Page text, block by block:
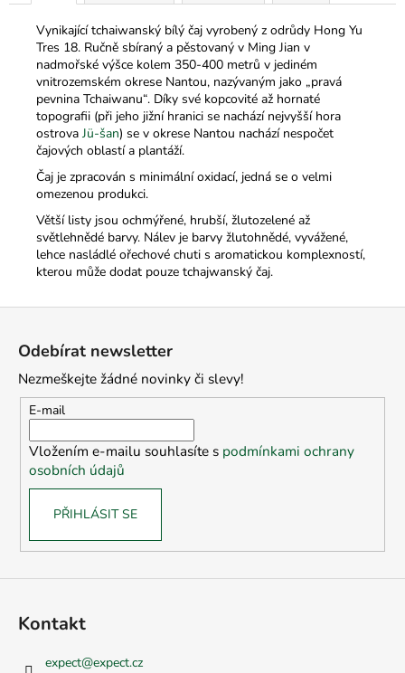
Vynikající tchaiwanský bílý čaj vyrobený z odrůdy Hong Yu
Tres 18. Ručně sbíraný a pěstovaný v Ming Jian v
nadmořské výšce kolem 350-400 metrů v jediném
vnitrozemském okrese Nantou, nazývaným jako „pravá
pevnina Tchaiwanu“. Díky své kopcovité až hornaté
topografii (při jeho jižní hranici se nachází nejvyšší hora
ostrova Jü-šan) se v okrese Nantou nachází nespočet
čajových oblastí a plantáží.
Čaj je zpracován s minimální oxidací, jedná se o velmi
omezenou produkci.
Větší listy jsou ochmýřené, hrubší, žlutozelené až
světlehnědé barvy. Nálev je barvy žlutohnědé, vyvážené,
lehce nasládlé ořechové chuti s aromatickou komplexností,
kterou může dodat pouze tchajwanský čaj.
Odebírat newsletter
Nezmeškejte žádné novinky či slevy!
E-mail
Vložením e-mailu souhlasíte s podmínkami ochrany
osobních údajů
PŘIHLÁSIT SE
Kontakt
expect@expect.cz